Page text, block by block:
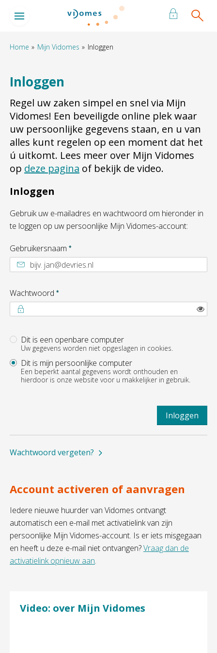
Naar hoofdinhoud
Naar hoofdnavigatiemenu
Naar zoeken
Naar de homepage
Ga naar Hoofd
Home Mijn Vidomes Inloggen
Inloggen
Regel uw zaken simpel en snel via Mijn
Vidomes! Een beveiligde online plek waar
uw persoonlijke gegevens staan, en u van
alles kunt regelen op een moment dat het
ú uitkomt. Lees meer over Mijn Vidomes
op deze pagina of bekijk de video.
Inloggen
Gebruik uw e-mailadres en wachtwoord om hieronder in
te loggen op uw persoonlijke Mijn Vidomes-account:
Gebruikersnaam *
Wachtwoord *
LoginDit is een openbare computer
Uw gegevens worden niet opgeslagen in cookies.
Dit is mijn persoonlijke computer
Een beperkt aantal gegevens wordt onthouden en
hierdoor is onze website voor u makkelijker in gebruik.
Inloggen
Wachtwoord vergeten?
Account activeren of aanvragen
Iedere nieuwe huurder van Vidomes ontvangt
automatisch een e-mail met activatielink van zijn
persoonlijke Mijn Vidomes-account. Is er iets misgegaan
en heeft u deze e-mail niet ontvangen?Vraag dan de
activatielink opnieuw aan.
Video: over Mijn Vidomes